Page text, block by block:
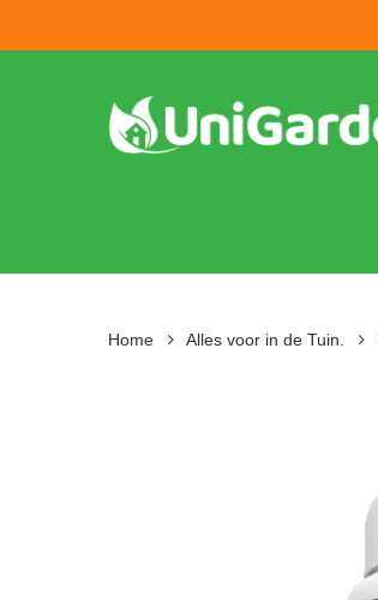
Home Alles voor in de Tuin.